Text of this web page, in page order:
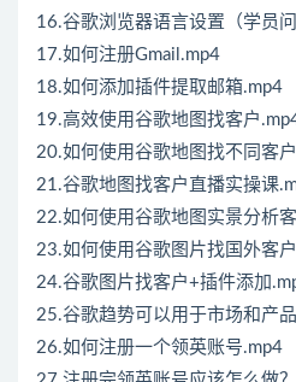
16.谷歌浏览器语言设置（学员
17.如何注册Gmail.mp4
18.如何添加插件提取邮箱.mp4
19.高效使用谷歌地图找客户
20.如何使用谷歌地图找不同客
21.谷歌地图找客户直播实操课
22.如何使用谷歌地图实景分析
23.如何使用谷歌图片找国外客
24.谷歌图片找客户+插件添加
25.谷歌趋势可以用于市场和产
26.如何注册一个领英账号.mp4